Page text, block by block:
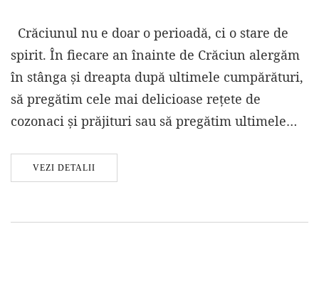
Crăciunul nu e doar o perioadă, ci o stare de
spirit. În fiecare an înainte de Crăciun alergăm
în stânga și dreapta după ultimele cumpărături,
să pregătim cele mai delicioase rețete de
cozonaci și prăjituri sau să pregătim ultimele…
VEZI DETALII